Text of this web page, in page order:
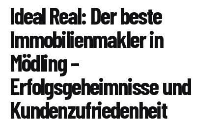
Ideal Real: Der beste
Immobilienmakler in
Mödling –
Erfolgsgeheimnisse und
Kundenzufriedenheit